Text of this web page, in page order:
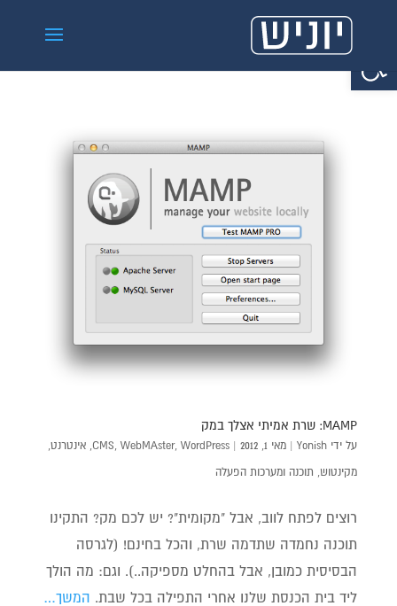
פתח סרגל נגישות
MAMP: שרת אמיתי אצלך במק
על ידי Yonish
| מאי 1, 2012 |
CMS ,WebMAster,WordPress אינטרנט,
מקינטוש, תוכנה ומערכות הפעלה
רוצים לפתח לווב, אבל "מקומית"? יש לכם מק? התקינו
תוכנה נחמדה שתדמה שרת, והכל בחינם! (לגרסה
הבסיסית כמובן, אבל בהחלט מספיקה..). וגם: מה הולך
ליד בית הכנסת שלנו אחרי התפילה בכל שבת. המשך…